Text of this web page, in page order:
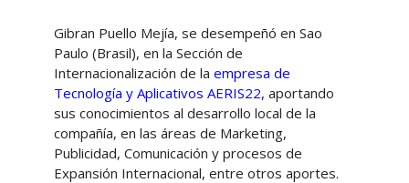
Gibran Puello Mejía, se desempeñó en Sao
Paulo (Brasil), en la Sección de
Internacionalización de la empresa de
Tecnología y Aplicativos AERIS22, aportando
sus conocimientos al desarrollo local de la
compañía, en las áreas de Marketing,
Publicidad, Comunicación y procesos de
Expansión Internacional, entre otros aportes.